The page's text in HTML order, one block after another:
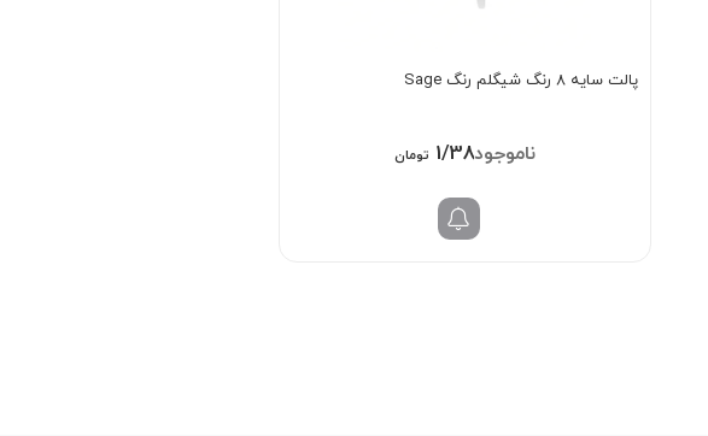
پالت سایه 8 رنگ شیگلم رنگ Sage
1/384/000 تومان